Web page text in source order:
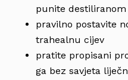
punite destiliranom
pravilno postavite
trahealnu cijev
pratite propisani
ga bez savjeta